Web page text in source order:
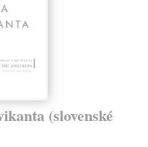
(slovenské